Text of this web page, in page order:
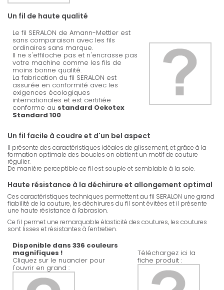
Un fil de haute qualité
Le fil SERALON de Amann-Mettler est
sans comparaison avec les fils
ordinaires sans marque.
Il ne s'effiloche pas et n'encrasse pas
votre machine comme les fils de
moins bonne qualité.
La fabrication du fil SERALON est
assurée en conformité avec les
exigences écologiques
internationales et est certifiée
conforme au standard Oekotex
Standard 100
Un fil facile à coudre et d'un bel aspect
Il présente des caractéristiques idéales de glissement, et grâce à la
formation optimale des boucles on obtient un motif de couture
régulier.
De manière perceptible ce fil est souple et semblable à la soie.
Haute résistance à la déchirure et allongement optimal
Ces caractéristiques techniques permettent au fil SERALON une grand
fiabilité de la couture, les déchirures du fil sont évitées et il présente
une haute résistance à l'abrasion.
Ce fil permet une remarquable élasticité des coutures, les coutures
sont lisses et résistantes à l'entretien.
Disponible dans 336 couleurs
magnifiques !
Cliquez sur le nuancier pour
l'ouvrir en grand :
Téléchargez ici la
fiche produit :